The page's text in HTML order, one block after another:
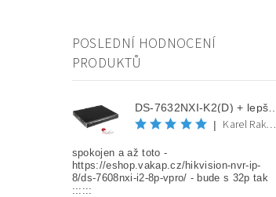
POSLEDNÍ HODNOCENÍ
PRODUKTŮ
|
Karel Rakovec
spokojen a až toto -
https://eshop.vakap.cz/hikvision-nvr-ip-
8/ds-7608nxi-i2-8p-vpro/ - bude s 32p tak
::::::